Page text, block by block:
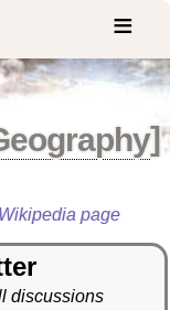
]
Wikipedia page
discussions